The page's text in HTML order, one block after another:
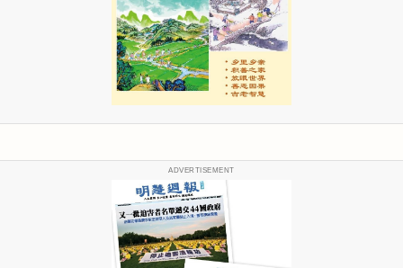
ADVERTISEMENT